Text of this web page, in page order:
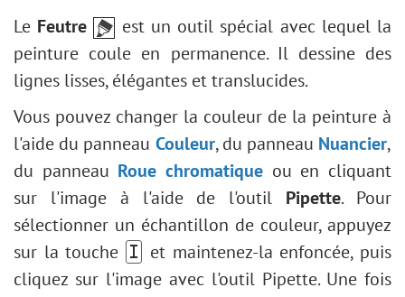
Plugin Points
Plugin Enhancer
Plugin Neon
Plugin NatureArt
Plugin LightShop
Plugin HDRFactory
Plugin AirBrush
Options d'alignement
Réglage Noir et blanc
Réglage Seuil
Plugins externes
Étoile
Trait
Modifier la forme
Remplir une forme
Contour d'une forme
Main
Zoom
Presets
Désaturation partielle
Effet de gravure sur pierre
Effet Glitch art créatif
Éclaircir un portrait sombre
Correction du visage/corps
Сhangez la météo
Conversion en noir et blanc
Amélioration d'un portrait
Carte de Saint Valentin
Portrait Pop Art
Le Feutre
est un outil spécial avec lequel la
peinture coule en permanence. Il dessine des
lignes lisses, élégantes et translucides.
Vous pouvez changer la couleur de la peinture à
l'aide du panneau Couleur, du panneau Nuancier,
du panneau Roue chromatique ou en cliquant
sur l'image à l'aide de l'outil Pipette. Pour
sélectionner un échantillon de couleur, appuyez
sur la touche I
et maintenez-la enfoncée, puis
cliquez sur l'image avec l'outil Pipette. Une fois